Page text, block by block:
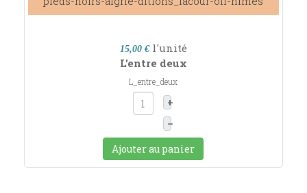
15,00 € l'unité
L'entre deux
L_entre_deux
+
–
Ajouter au panier